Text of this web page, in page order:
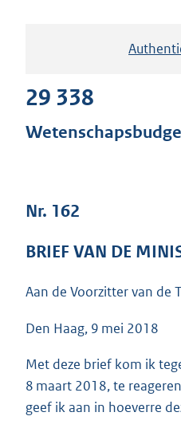
29 338
Nr. 162
BRIEF VAN DE
Aan de Voorzitter van de
Den Haag, 9 mei 2018
Met deze brief kom ik
8 maart 2018, te
geef ik aan in hoeverre